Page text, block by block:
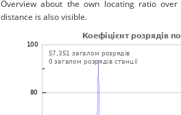
Overview about the own locating ratio
distance is also visible.